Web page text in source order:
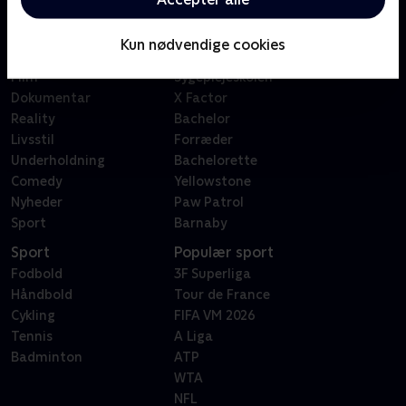
Kun nødvendige cookies
Kategorier
Film
Dokumentar
Reality
Livsstil
Underholdning
Comedy
Nyheder
Sport
Badehotellet
Sygeplejeskolen
X Factor
Bachelor
Forræder
Bachelorette
Yellowstone
Paw Patrol
Barnaby
Sport
Fodbold
Håndbold
Cykling
Tennis
Badminton
Populær sport
3F Superliga
Tour de France
FIFA VM 2026
A Liga
ATP
WTA
NFL